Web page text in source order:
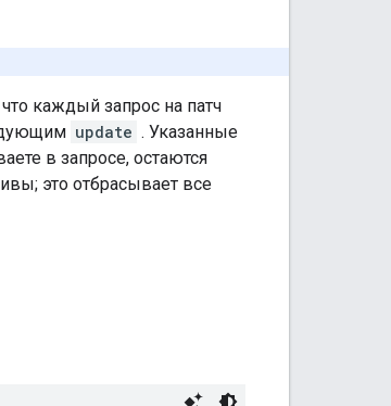
каждый запрос на патч
update . Указанные
в запросе, остаются
это отбрасывает все